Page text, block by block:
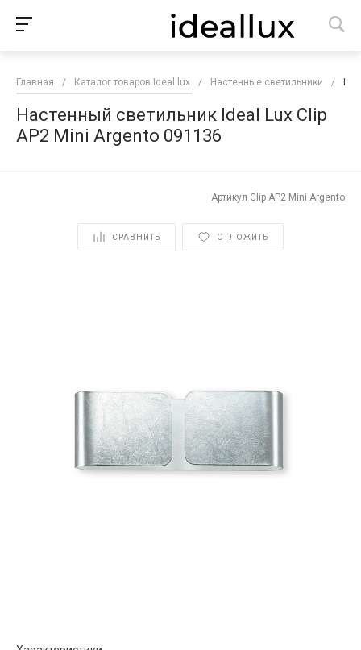
Главная / Каталог товаров Ideal lux / Настенные светильники /
Настенный светильник Ideal Lux Clip
AP2 Mini Argento 091136
Артикул Clip AP2 Mini Argento
СРАВНИТЬ ОТЛОЖИТЬ